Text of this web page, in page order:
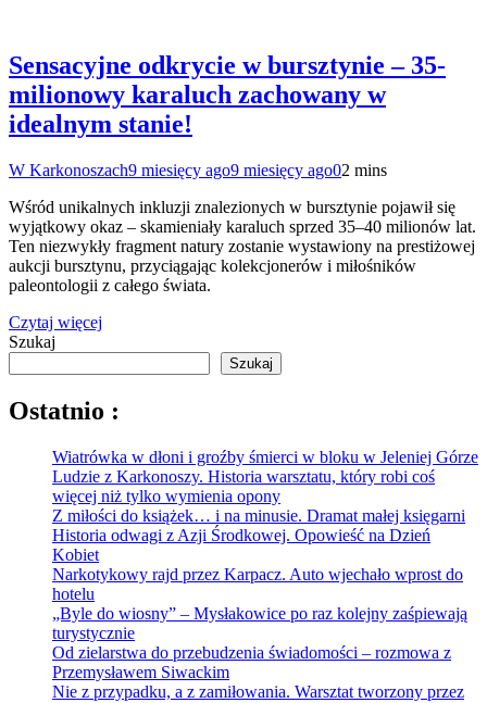
Sensacyjne odkrycie w bursztynie – 35-
milionowy karaluch zachowany w
idealnym stanie!
W Karkonoszach9 miesięcy ago9 miesięcy ago02 mins
Wśród unikalnych inkluzji znalezionych w bursztynie pojawił się
wyjątkowy okaz – skamieniały karaluch sprzed 35–40 milionów lat.
Ten niezwykły fragment natury zostanie wystawiony na prestiżowej
aukcji bursztynu, przyciągając kolekcjonerów i miłośników
paleontologii z całego świata.
Czytaj więcej
Szukaj
Szukaj
Ostatnio :
Wiatrówka w dłoni i groźby śmierci w bloku w Jeleniej Górze
Ludzie z Karkonoszy. Historia warsztatu, który robi coś
więcej niż tylko wymienia opony
Z miłości do książek… i na minusie. Dramat małej księgarni
Historia odwagi z Azji Środkowej. Opowieść na Dzień
Kobiet
Narkotykowy rajd przez Karpacz. Auto wjechało wprost do
hotelu
„Byle do wiosny” – Mysłakowice po raz kolejny zaśpiewają
turystycznie
Od zielarstwa do przebudzenia świadomości – rozmowa z
Przemysławem Siwackim
Nie z przypadku, a z zamiłowania. Warsztat tworzony przez